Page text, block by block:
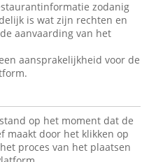
zodanig
is wat zijn rechten en
aanvaarding van het
aansprakelijkheid voor de
op het moment dat de
maakt door het klikken op
proces van het plaatsen